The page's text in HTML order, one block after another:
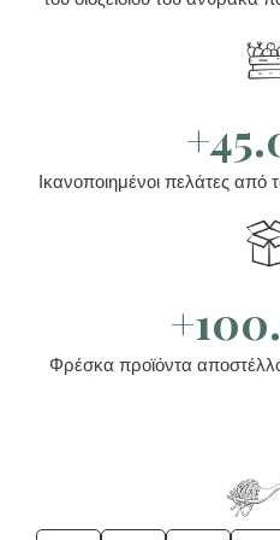
Ικανοποιημένοι πελάτες από
Φρέσκα προϊόντα